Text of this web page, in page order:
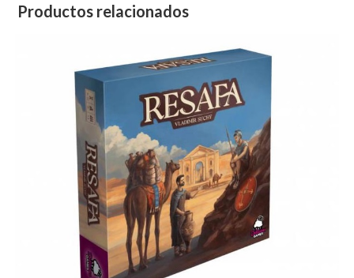
Productos relacionados